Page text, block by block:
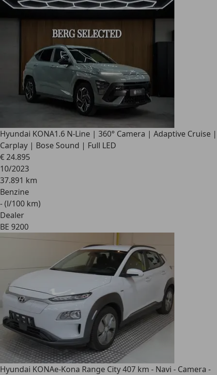
Hyundai KONA1.6 N-Line | 360° Camera | Adaptive Cruise |
Carplay | Bose Sound | Full LED
€ 24.895
10/2023
37.891 km
Benzine
- (l/100 km)
Dealer
BE 9200
Hyundai KONAe-Kona Range City 407 km - Navi - Camera -